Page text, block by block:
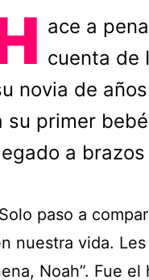
ace a
cuenta de
novia de
su primer
a
paso a
nuestra vida.
Noah”. Fue